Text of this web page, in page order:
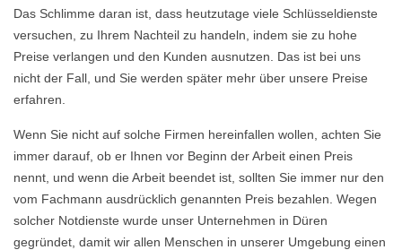
Das Schlimme daran ist, dass heutzutage viele Schlüsseldienste
versuchen, zu Ihrem Nachteil zu handeln, indem sie zu hohe
Preise verlangen und den Kunden ausnutzen. Das ist bei uns
nicht der Fall, und Sie werden später mehr über unsere Preise
erfahren.
Wenn Sie nicht auf solche Firmen hereinfallen wollen, achten Sie
immer darauf, ob er Ihnen vor Beginn der Arbeit einen Preis
nennt, und wenn die Arbeit beendet ist, sollten Sie immer nur den
vom Fachmann ausdrücklich genannten Preis bezahlen. Wegen
solcher Notdienste wurde unser Unternehmen in Düren
gegründet, damit wir allen Menschen in unserer Umgebung einen